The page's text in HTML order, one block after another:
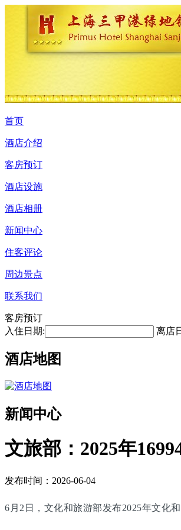
首页
酒店介绍
客房预订
酒店设施
酒店相册
新闻中心
住客评论
周边景点
联系我们
客房预订
入住日期:
离店
酒店地图
新闻中心
文旅部：2025年
发布时间：2026-06-04
6月2日，文化和旅游部发布2025年文化